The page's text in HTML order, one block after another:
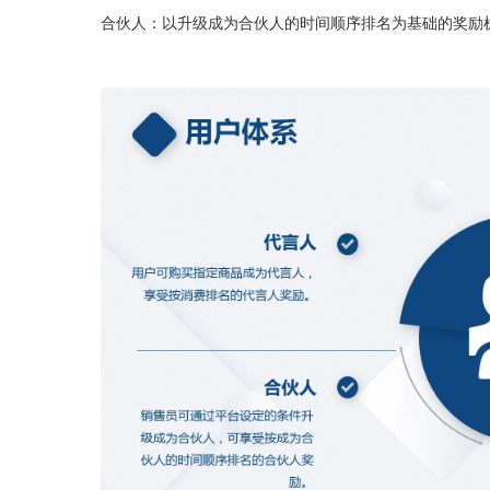
合伙人：以升级成为合伙人的时间顺序排名为基础的奖励